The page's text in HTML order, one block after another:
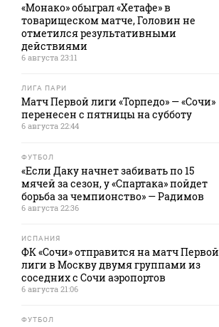
«Монако» обыграл «Хетафе» в
товарищеском матче, Головин не
отметился результативными
действиями
6 августа 23:11
ЛИГА ПАРИ
Матч Первой лиги «Торпедо» — «Сочи»
перенесен с пятницы на субботу
6 августа 22:44
ФУТБОЛ
«Если Даку начнет забивать по 15
мячей за сезон, у «Спартака» пойдет
борьба за чемпионство» — Радимов
6 августа 22:36
ИСПАНИЯ
ФК «Сочи» отправится на матч Первой
лиги в Москву двумя группами из
соседних с Сочи аэропортов
6 августа 21:06
ФУТБОЛ